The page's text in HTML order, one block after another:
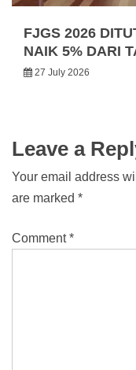
FJGS 2026
NAIK 5% DARI
27 July 2026
Leave a
Your email address
are marked *
Comment*